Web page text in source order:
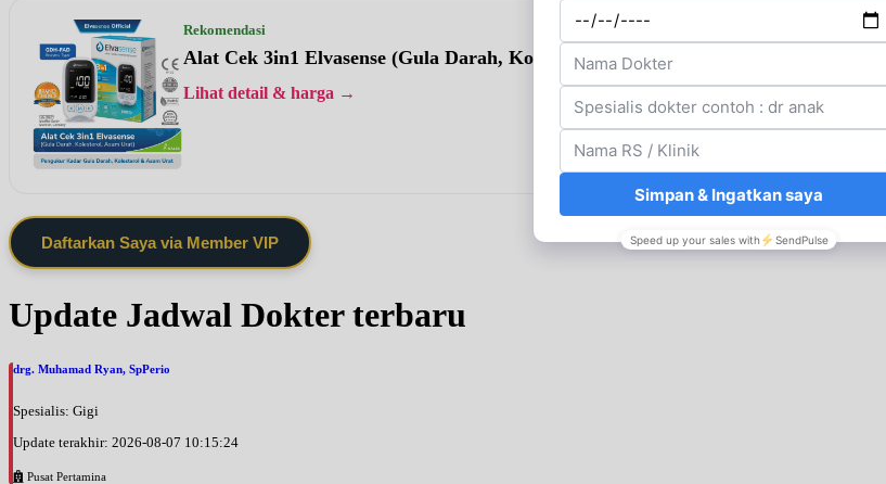
Rekomendasi
Alat Cek 3in1 Elvasense (Gula Darah, Kolesterol & Asam Urat)
Lihat detail & harga →
Daftarkan Saya via Member VIP
Update Jadwal Dokter terbaru
drg. Muhamad Ryan, SpPerio
Spesialis: Gigi
Update terakhir: 2026-08-07 10:15:24
Pusat Pertamina